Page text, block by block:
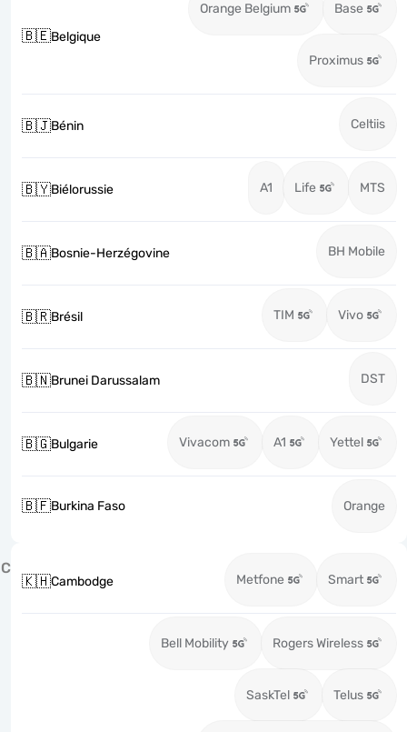
🇧🇪Belgique
Orange Belgium Base
Proximus
🇧🇯Bénin Celtiis
🇧🇾Biélorussie A1 Life MTS
🇧🇦Bosnie-Herzégovine BH Mobile
🇧🇷Brésil TIM Vivo
🇧🇳Brunei Darussalam DST
🇧🇬Bulgarie Vivacom A1 Yettel
🇧🇫Burkina Faso Orange
C
🇰🇭Cambodge Metfone Smart
Bell Mobility Rogers Wireless
SaskTel Telus